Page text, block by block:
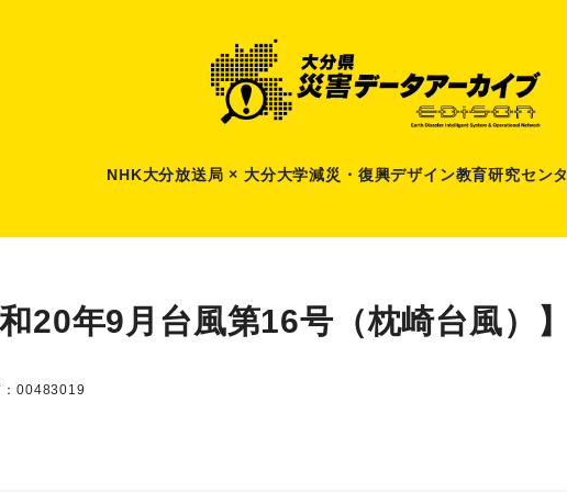
NHK大分放送局 × 大分大学減災 ・ 復興デザイン教育研究セン
和20年9月台風第16号（枕崎台風）
：00483019